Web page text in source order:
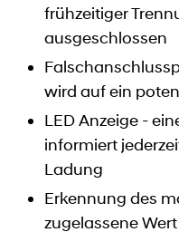
frühzeitiger
ausgeschlossen
wird auf ein
LED Anzeige -
informiert
Ladung
Erkennung des
zugelassene